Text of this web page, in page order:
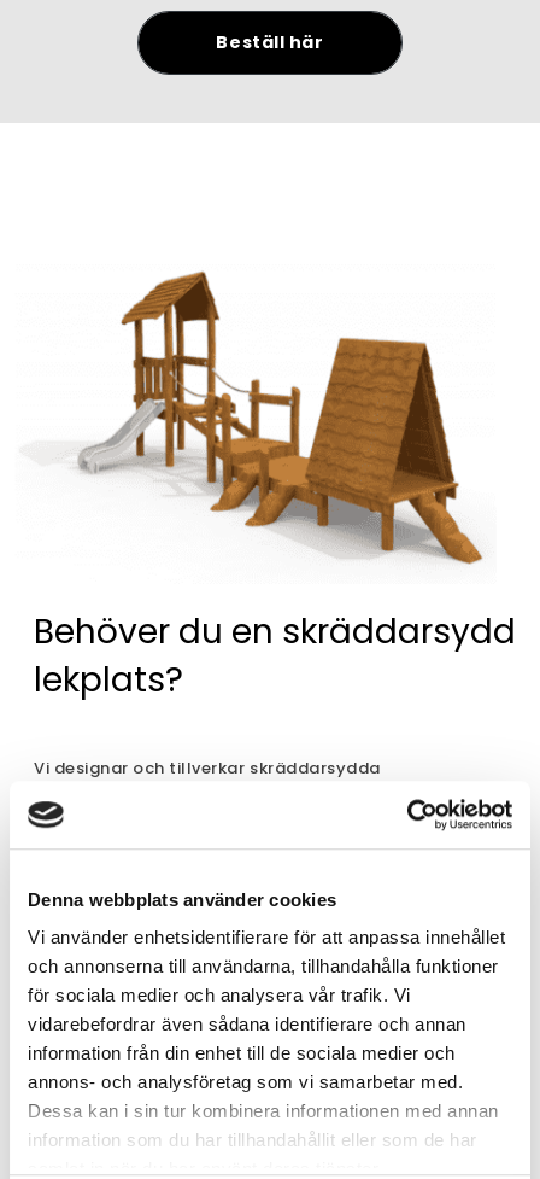
Denna webbplats använder cookies
Vi använder enhetsidentifierare för att anpassa innehållet
och annonserna till användarna, tillhandahålla funktioner
för sociala medier och analysera vår trafik. Vi
vidarebefordrar även sådana identifierare och annan
information från din enhet till de sociala medier och
annons- och analysföretag som vi samarbetar med.
Dessa kan i sin tur kombinera informationen med annan
information som du har tillhandahållit eller som de har
Beställ här
Behöver du en skräddarsydd
lekplats?
Vi designar och tillverkar skräddarsydda
lekplatsprojekt. Kontakta oss!